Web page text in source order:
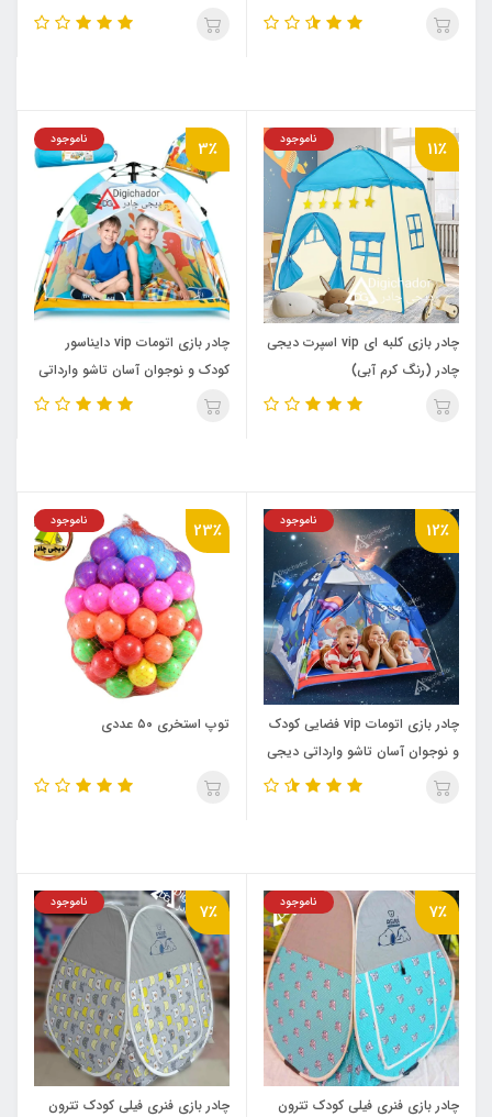
11٪ ناموجود
چادر بازی کلبه ای vip اسپرت دیجی
چادر (رنگ کرم آبی)
3٪ ناموجود
چادر بازی اتومات vip دایناسور
کودک و نوجوان آسان تاشو وارداتی
دیجی چادر
12٪ ناموجود
چادر بازی اتومات vip فضایی کودک
و نوجوان آسان تاشو وارداتی دیجی
چادر
23٪ ناموجود
توپ استخری ۵۰ عددی
7٪ ناموجود
چادر بازی فنری فیلی کودک تترون
7٪ ناموجود
چادر بازی فنری فیلی کودک تترون